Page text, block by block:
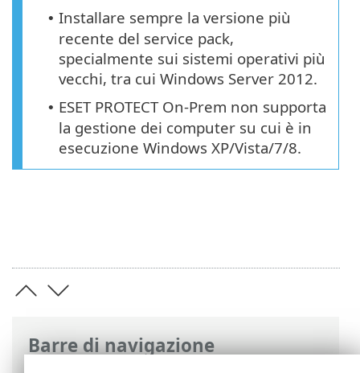
Barre di navigazione
• Installare sempre la versione più
recente del service pack,
specialmente sui sistemi operativi più
vecchi, tra cui Windows Server 2012.
• ESET PROTECT On-Prem non supporta
la gestione dei computer su cui è in
esecuzione Windows XP/Vista/7/8.